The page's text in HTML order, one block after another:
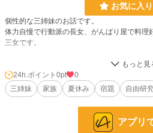
お気に入
個性的な三姉妹のお話です。
体力自慢で行動派の長女、がんばり屋で料理
三女です。
夏休みの終わり。宿題が終わっていない長女
お父さんが遊園地に行こうと言い出しました。
4,653 位 / 4,653 件
24h.ポイント 0pt
0
三姉妹
家族 夏休み 宿題 自由研
アプリ